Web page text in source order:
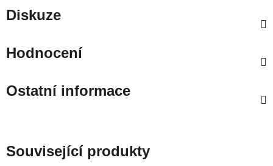
Diskuze
Hodnocení
Ostatní informace
Související produkty